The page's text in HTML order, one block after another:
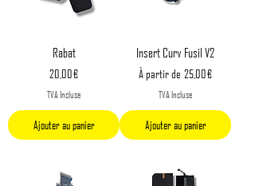
Rabat
Prix
20,00 €
TVA Incluse
Ajouter au panier
Insert Curv Fusil V2
À partir de
Prix original25,00 €
Prix promotionnel
TVA Incluse
Ajouter au panier